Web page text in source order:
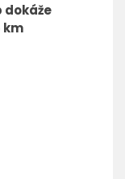
dokáže
km